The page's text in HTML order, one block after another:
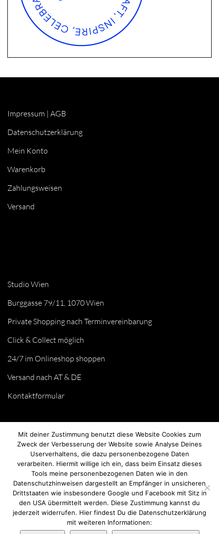
Impressum | AGB
Datenschutzerklärung
Mein Konto
Warenkorb
Zahlungsweisen
Versand
Studio Wien
Burggasse 79/11, 1070 Wien
Private Shopping nach Terminvereinbarung
Click & Collect möglich
24/7 im Onlineshop shoppen
Versand nach AT & DE
Kontaktformular
© we love handmade 2026. All rights reserved.
Mit deiner Zustimmung benutzt diese Website Cookies zum
Zweck der Verbesserung der Website sowie Analyse Deines
Userverhaltens, die dazu personenbezogene Daten
verarbeiten. Hiermit willige ich ein, dass beim Einsatz dieses
Tools meine personenbezogenen Daten wie in den
Datenschutzhinweisen dargestellt an Empfänger in unsicheren
Drittstaaten wie insbesondere Google und Facebook mit Sitz in
den USA übermittelt werden. Diese Zustimmung kannst du
jederzeit widerrufen. Hier findest Du die Datenschutzerklärung
mit weiteren Informationen: